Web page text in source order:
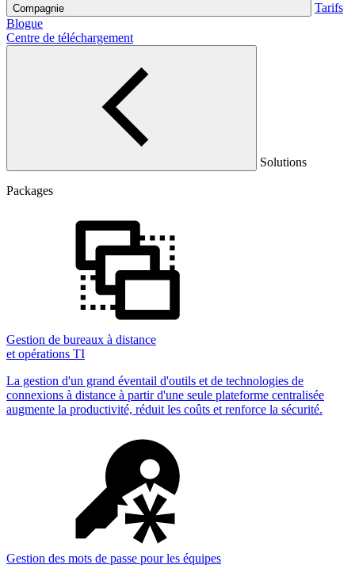
Compagnie
Tarifs
Blogue
Centre de téléchargement
Solutions
Packages
Gestion de bureaux à distance
et opérations TI
La gestion d'un grand éventail d'outils et de technologies de
connexions à distance à partir d'une seule plateforme centralisée
augmente la productivité, réduit les coûts et renforce la sécurité.
Gestion des mots de passe pour les équipes